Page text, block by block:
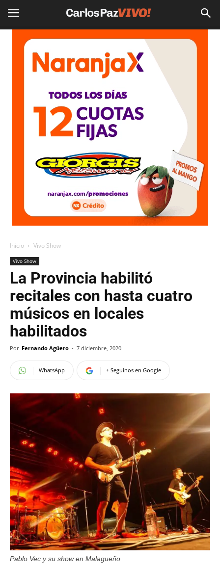
Inicio Vivo Show
Vivo Show
La Provincia habilitó
recitales con hasta cuatro
músicos en locales
habilitados
Por Fernando Agüero - 7 diciembre, 2020
WhatsApp + Seguinos en Google
Pablo Vec y su show en Malagueño